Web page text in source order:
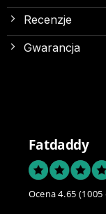
Recenzje
Gwarancja
Fatdaddy
Ocena 4.65 (1005